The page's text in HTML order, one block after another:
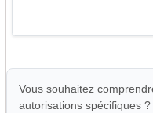
Vous souhaitez
autorisations spécifiques